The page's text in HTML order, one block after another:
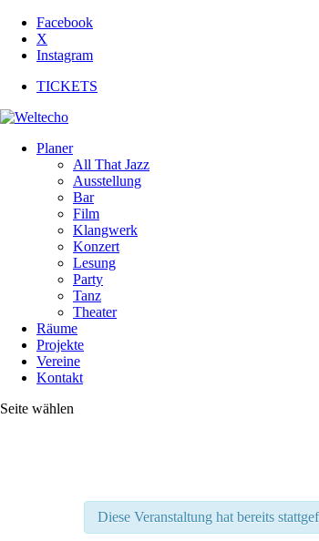
Facebook
X
Instagram
TICKETS
Planer
All That Jazz
Ausstellung
Bar
Film
Klangwerk
Konzert
Lesung
Party
Tanz
Theater
Räume
Projekte
Vereine
Kontakt
Seite wählen
Diese Veranstaltung hat bereits